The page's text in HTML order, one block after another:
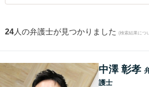
24 人の弁護士が見つかりました (検索結果につ
中澤 彰孝
護士